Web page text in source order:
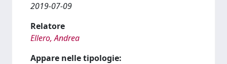
2019-07-09
Relatore
Ellero, Andrea
Appare nelle tipologie: